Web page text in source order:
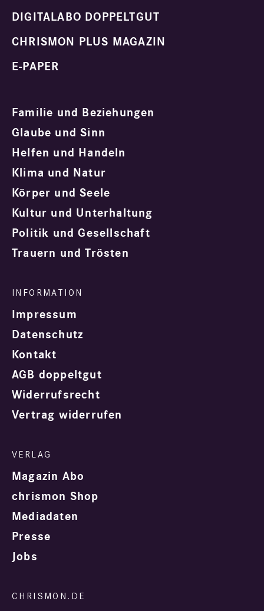
DIGITALABO DOPPELTGUT
CHRISMON PLUS MAGAZIN
E-PAPER
Familie und Beziehungen
Glaube und Sinn
Helfen und Handeln
Klima und Natur
Körper und Seele
Kultur und Unterhaltung
Politik und Gesellschaft
Trauern und Trösten
Impressum
Datenschutz
Kontakt
AGB doppeltgut
Widerrufsrecht
Vertrag widerrufen
Magazin Abo
chrismon Shop
Mediadaten
Presse
Jobs